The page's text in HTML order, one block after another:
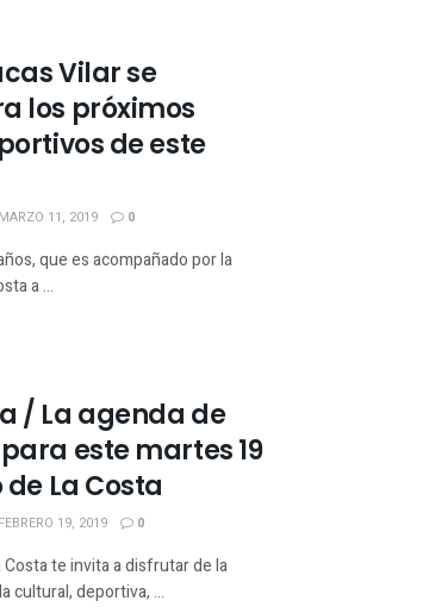
Vilar se
los próximos
de este
11, 2019 0
que es acompañado por la
a ...
/ La agenda de
este martes 19
La Costa
19, 2019 0
Costa te invita a disfrutar de la
cultural, deportiva, ...